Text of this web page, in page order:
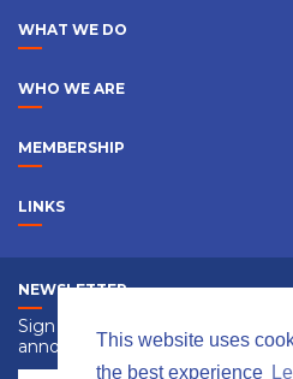
This website uses
the best experience
WHAT WE DO
WHO WE ARE
MEMBERSHIP
LINKS
NEWSLETTER
Sign up to receive information,
announcements.